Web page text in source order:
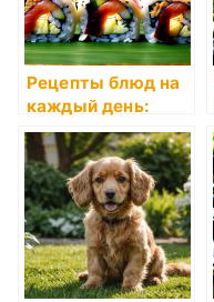
Рецепты блюд на
каждый день:
затраты и
множественность